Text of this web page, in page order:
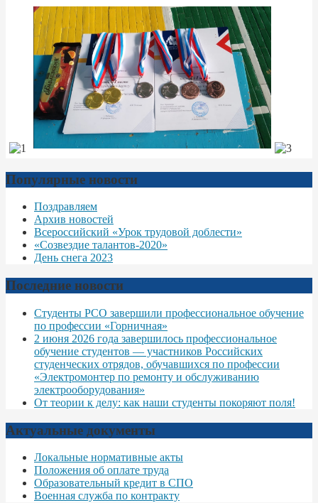
Популярные новости
Поздравляем
Архив новостей
Всероссийский «Урок трудовой доблести»
«Созвездие талантов-2020»
День снега 2023
Последние новости
Студенты РСО завершили профессиональное обучение
по профессии «Горничная»
2 июня 2026 года завершилось профессиональное
обучение студентов — участников Российских
студенческих отрядов, обучавшихся по профессии
«Электромонтер по ремонту и обслуживанию
электрооборудования»
От теории к делу: как наши студенты покоряют поля!
Актуальные документы
Локальные нормативные акты
Положения об оплате труда
Образовательный кредит в СПО
Военная служба по контракту